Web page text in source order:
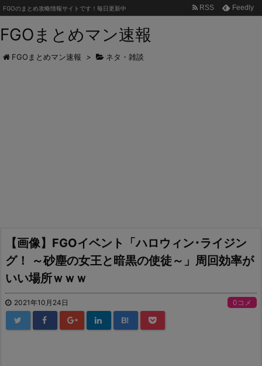
FGOまとめマン速報
FGOのまとめ攻略情報サイトです！毎日更新中 RSS Feedly
FGOまとめマン速報 > ネタ・雑談
【画像】FGOイベント「ハロウィン･ライジン
グ！ ～砂塵の女王と暗黒の使徒～」周回効率が
いい場所ｗｗｗ
2021年10月24日 0コメ
B!